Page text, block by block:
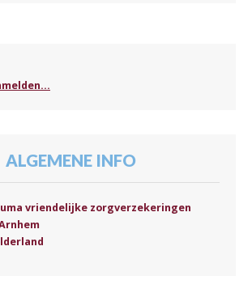
ALGEMENE INFO
vriendelijke zorgverzekeringen